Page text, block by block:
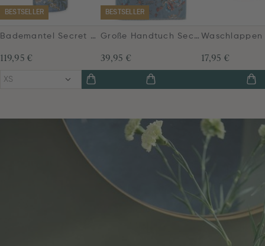
BESTSELLER
Bademantel Secret Garden Blau
119,95 €
XS
BESTSELLER
Große Handtuch Secret Garden Blau 70x140cm
39,95 € 17,95 €